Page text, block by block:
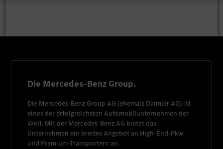
Die Mercedes-Benz Group.
Die Mercedes-Benz Group AG (ehemals Daimler AG) ist
eines der erfolgreichsten Automobilunternehmen der
Welt. Mit der Mercedes-Benz AG bietet das
Unternehmen ein breites Angebot an High-End-Pkw
und Premium-Transportern an.